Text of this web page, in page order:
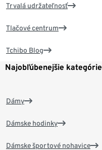
Trvalá udržateľnosť
Tlačové centrum
Tchibo Blog
Najobľúbenejšie kategórie
Dámy
Dámske hodinky
Dámske športové nohavice